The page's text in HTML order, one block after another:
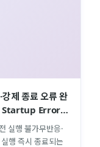
강제 종료 오류 완
Startup Error
실행 불가무반응·
행 즉시 종료되는